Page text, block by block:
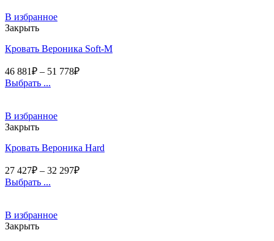
В избранное
Закрыть
Кровать Вероника Soft-М
46 881₽ – 51 778₽
Выбрать ...
В избранное
Закрыть
Кровать Вероника Hard
27 427₽ – 32 297₽
Выбрать ...
В избранное
Закрыть